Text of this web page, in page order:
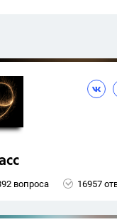
вопроса 16957